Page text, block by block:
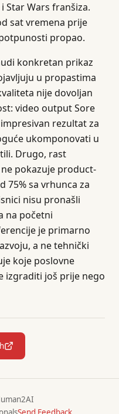
Star Wars franšiza.
sat vremena prije
propao.
konkretan prikaz
u propastima
nije dovoljan
video output Sore
rezultat za
ukomponovati u
Drugo, rast
pokazuje product-
75% sa vrhunca za
nisu pronašli
na početni
je primarno
a ne tehnički
koje poslovne
izgraditi još prije nego